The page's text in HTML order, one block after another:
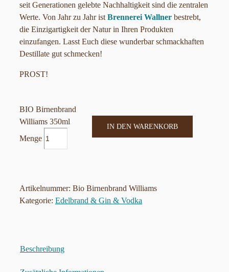
seit Generationen gelebte Nachhaltigkeit sind die zentralen
Werte. Von Jahr zu Jahr ist Brennerei Wallner bestrebt,
die Einzigartigkeit der Natur in Ihren Produkten
einzufangen. Lasst Euch diese wunderbar schmackhaften
Destillate gut schmecken!
PROST!
BIO Birnenbrand
Williams 350ml
Menge
IN DEN WARENKORB
Artikelnummer: Bio Birnenbrand Williams
Kategorie: Edelbrand & Gin & Vodka
Beschreibung